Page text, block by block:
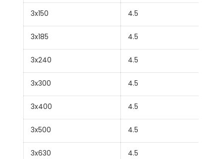
3x150 4.5
3x185 4.5
3x240 4.5
3x300 4.5
3x400 4.5
3x500 4.5
3x630 4.5